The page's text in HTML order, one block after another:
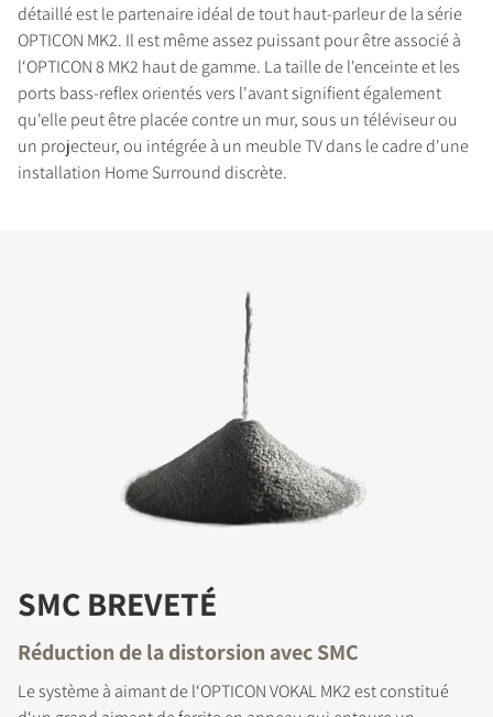
détaillé est le partenaire idéal de tout haut-parleur de la série
OPTICON MK2. Il est même assez puissant pour être associé à
l‘OPTICON 8 MK2 haut de gamme. La taille de l'enceinte et les
ports bass-reflex orientés vers l'avant signifient également
qu'elle peut être placée contre un mur, sous un téléviseur ou
un projecteur, ou intégrée à un meuble TV dans le cadre d'une
installation Home Surround discrète.
SMC BREVETÉ
Réduction de la distorsion avec SMC
Le système à aimant de l‘OPTICON VOKAL MK2 est constitué